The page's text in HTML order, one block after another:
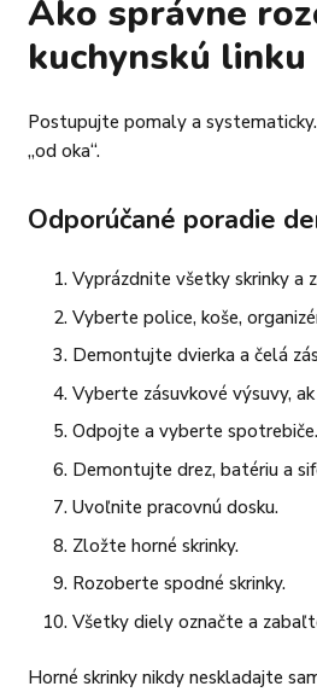
Ako správne
kuchynskú linku
Postupujte pomaly a
„od oka“.
Odporúčané poradie
Vyprázdnite všetky skrinky a
Vyberte police, koše,
Demontujte dvierka a čelá
Vyberte zásuvkové výsuvy,
Odpojte a vyberte spotrebiče.
Demontujte drez, batériu a
Uvoľnite pracovnú dosku.
Zložte horné skrinky.
Rozoberte spodné skrinky.
Všetky diely označte a
Horné skrinky nikdy neskladajte